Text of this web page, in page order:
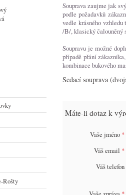
Souprava zaujme jak
podle požadavků
vedle krásného
/B/, klasický čalouněný
Soupravu je možné
případě přání
kombinace bukového
Sedací souprava
Máte-li dotaz k
Vaše jméno *
Váš email *
Váš telefon
Rošty